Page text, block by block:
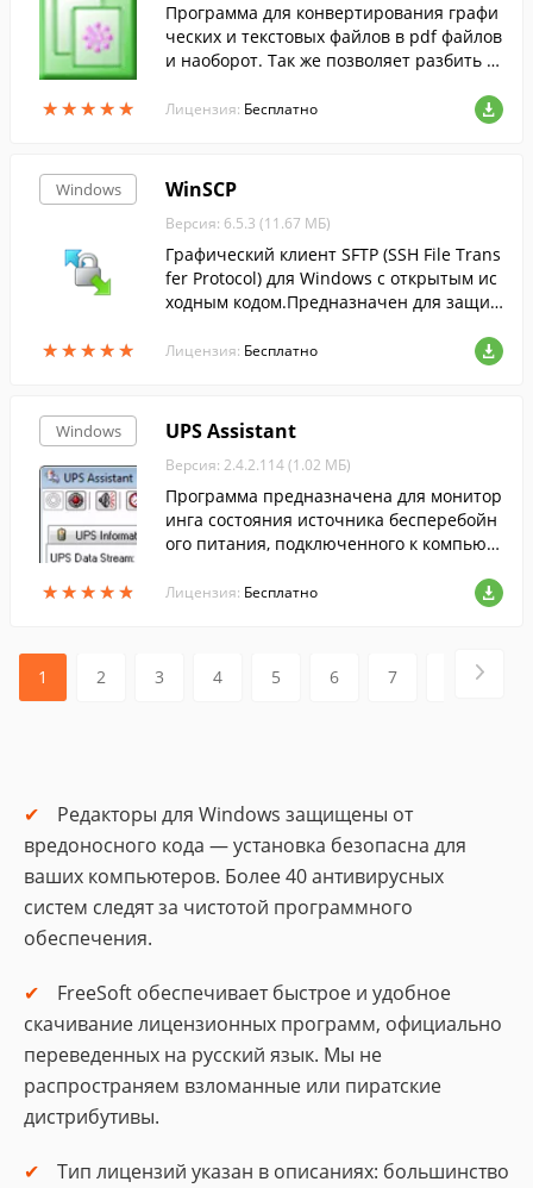
★★★★★
★★★★★
Программа для конвертирования графи
ческих и текстовых файлов в pdf файлов
и наоборот. Так же позволяет разбить о
Лицензия: Бесплатно
Windows
★★★★★
★★★★★
WinSCP
Версия: 6.5.3 (11.67 МБ)
Графический клиент SFTP (SSH File Trans
fer Protocol) для Windows с открытым ис
ходным кодом.Предназначен для защи
мпьютером и серверами....
Лицензия: Бесплатно
Windows
★★★★★
★★★★★
UPS Assistant
Версия: 2.4.2.114 (1.02 МБ)
Программа предназначена для монитор
инга состояния источника бесперебойн
ого питания, подключенного к компьют
ивающего протокол Megatec.
Лицензия: Бесплатно
1 2 3 4 5 6 7
Редакторы для Windows защищены от
вредоносного кода — установка безопасна для
ваших компьютеров. Более 40 антивирусных
систем следят за чистотой программного
обеспечения.
FreeSoft обеспечивает быстрое и удобное
скачивание лицензионных программ, официально
переведенных на русский язык. Мы не
распространяем взломанные или пиратские
дистрибутивы.
Тип лицензий указан в описаниях: большинство